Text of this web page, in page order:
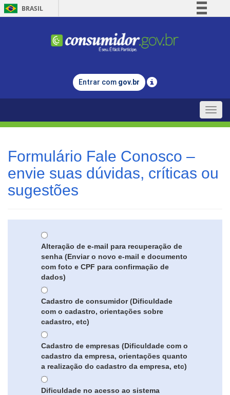
BRASIL
Comunica BR
Legislação
Entrar com gov.br
Toggle
Formulário Fale Conosco –
envie suas dúvidas, críticas ou
sugestões
Alteração de e-mail para recuperação de
senha (Enviar o novo e-mail e documento
com foto e CPF para confirmação de
dados)
Cadastro de consumidor (Dificuldade
com o cadastro, orientações sobre
cadastro, etc)
Cadastro de empresas (Dificuldade com o
cadastro da empresa, orientações quanto
a realização do cadastro da empresa, etc)
Dificuldade no acesso ao sistema